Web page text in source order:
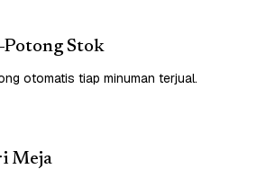
Potong Stok
otomatis tiap minuman terjual.
Meja